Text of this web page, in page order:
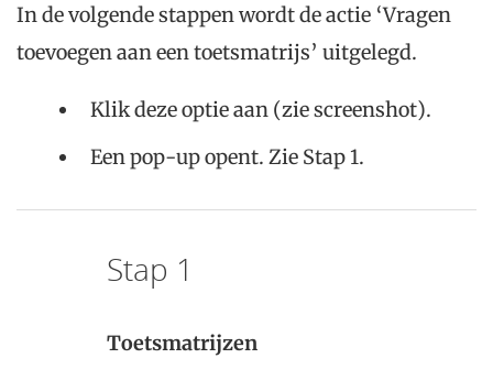
In de volgende stappen wordt de actie ‘Vragen
toevoegen aan een toetsmatrijs’ uitgelegd.
Klik deze optie aan (zie screenshot).
Een pop-up opent. Zie Stap 1.
Stap 1
Toetsmatrijzen